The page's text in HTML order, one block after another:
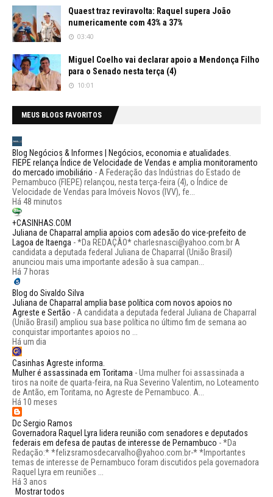
Quaest traz reviravolta: Raquel supera João
numericamente com 43% a 37%
03:40
Miguel Coelho vai declarar apoio a Mendonça Filho
para o Senado nesta terça (4)
10:01
MEUS BLOGS FAVORITOS
Blog Negócios & Informes | Negócios, economia e atualidades.
FIEPE relança Índice de Velocidade de Vendas e amplia monitoramento
do mercado imobiliário - A Federação das Indústrias do Estado de
Pernambuco (FIEPE) relançou, nesta terça-feira (4), o Índice de
Velocidade de Vendas para Imóveis Novos (IVV), fe...
Há 48 minutos
+CASINHAS.COM
Juliana de Chaparral amplia apoios com adesão do vice-prefeito de
Lagoa de Itaenga -*Da REDAÇÃO* charlesnasci@yahoo.com.br A
candidata a deputada federal Juliana de Chaparral (União Brasil)
anunciou mais uma importante adesão à sua campan...
Há 7 horas
Blog do Sivaldo Silva
Juliana de Chaparral amplia base política com novos apoios no
Agreste e Sertão - A candidata a deputada federal Juliana de Chaparral
(União Brasil) ampliou sua base política no último fim de semana ao
conquistar importantes apoios no ...
Há um dia
Casinhas Agreste informa.
Mulher é assassinada em Toritama -Uma mulher foi assassinada a
tiros na noite de quarta-feira, na Rua Severino Valentim, no Loteamento
de Antão, em Toritama, no Agreste de Pernambuco. A...
Há 10 meses
Dc Sergio Ramos
Governadora Raquel Lyra lidera reunião com senadores e deputados
federais em defesa de pautas de interesse de Pernambuco -*Da
Redação:* *felizsramosdecarvalho@yahoo.com.br-* *Importantes
temas de interesse de Pernambuco foram discutidos pela governadora
Raquel Lyra em reuniões ...
Há 3 anos
Mostrar todos